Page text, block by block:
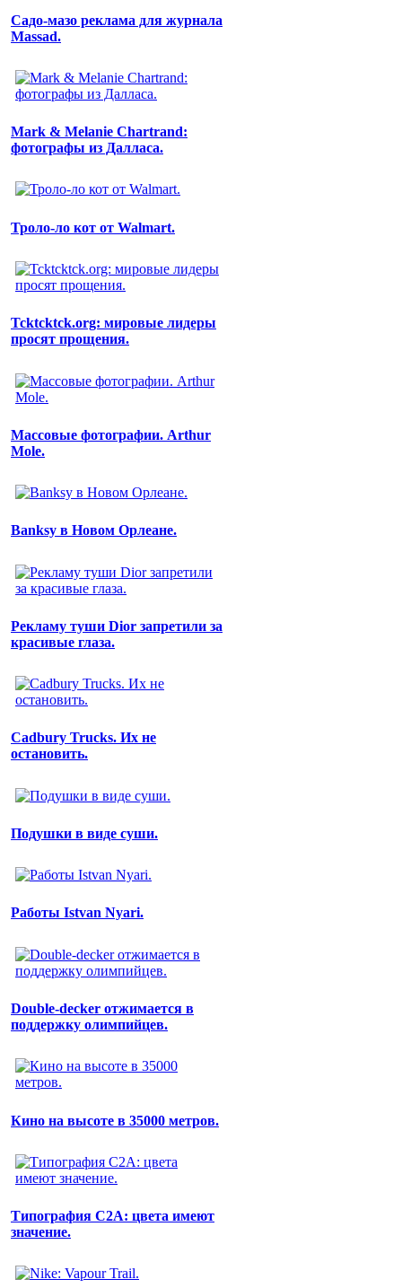
Садо-мазо реклама для журнала
Massad.
Mark & Melanie Chartrand:
фотографы из Далласа.
Троло-ло кот от Walmart.
Tcktcktck.org: мировые лидеры
просят прощения.
Массовые фотографии. Arthur
Mole.
Banksy в Новом Орлеане.
Рекламу туши Dior запретили за
красивые глаза.
Cadbury Trucks. Их не
остановить.
Подушки в виде суши.
Работы Istvan Nyari.
Double-decker отжимается в
поддержку олимпийцев.
Кино на высоте в 35000 метров.
Типография C2A: цвета имеют
значение.